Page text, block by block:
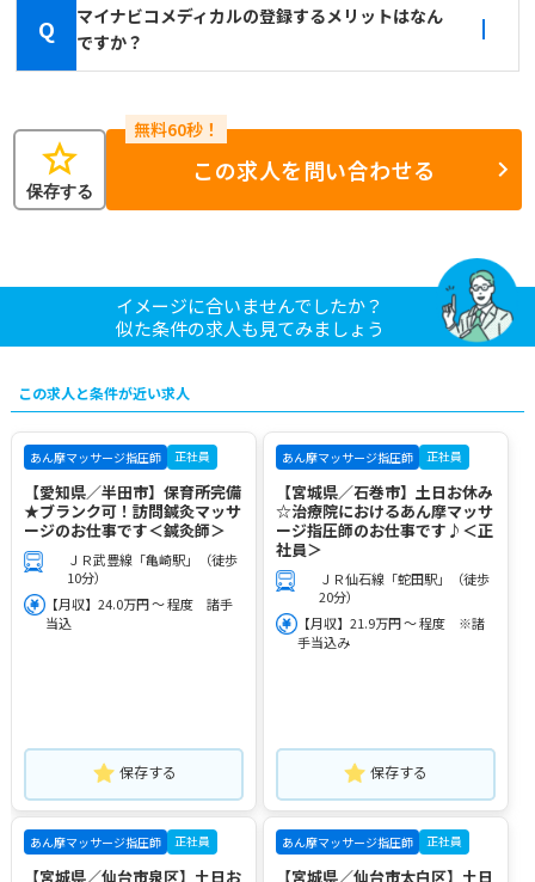
Q
マイナビコメディカルの登録するメリットはなん
ですか？
star
保存する
この求人を問い合わせる
イメージに合いませんでしたか？
似た条件の求人も見てみましょう
この求人と条件が近い求人
あん摩マッサージ指圧師 正社員
【愛知県／半田市】保育所完備
★ブランク可！訪問鍼灸マッサ
ージのお仕事です＜鍼灸師＞
ＪＲ武豊線「亀崎駅」（徒歩
10分）
【月収】24.0万円 ～ 程度 諸手
当込
保存する
あん摩マッサージ指圧師 正社員
【宮城県／石巻市】土日お休み
☆治療院におけるあん摩マッサ
ージ指圧師のお仕事です♪＜正
社員＞
ＪＲ仙石線「蛇田駅」（徒歩
20分）
【月収】21.9万円 ～ 程度 ※諸
手当込み
保存する
あん摩マッサージ指圧師 正社員
【宮城県／仙台市泉区】土日お
あん摩マッサージ指圧師 正社員
【宮城県／仙台市太白区】土日